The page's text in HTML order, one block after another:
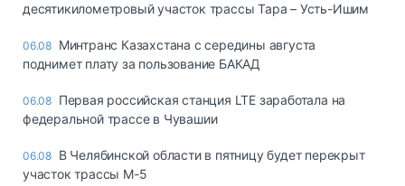
десятикилометровый участок трассы Тара – Усть-Ишим
06.08 Минтранс Казахстана с середины августа
поднимет плату за пользование БАКАД
06.08 Первая российская станция LTE заработала на
федеральной трассе в Чувашии
06.08 В Челябинской области в пятницу будет перекрыт
участок трассы М-5